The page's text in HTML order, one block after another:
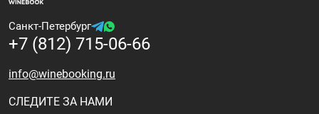
Санкт-Петербург
+7 (812) 715-06-66
info@winebooking.ru
СЛЕДИТЕ ЗА НАМИ